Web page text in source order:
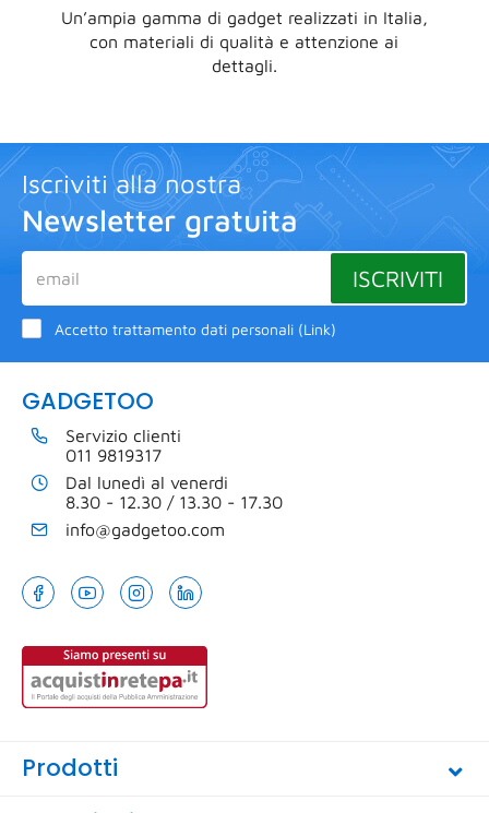
Un’ampia gamma di gadget realizzati in Italia,
con materiali di qualità e attenzione ai
dettagli.
Iscriviti alla nostra
Newsletter gratuita
ISCRIVITI
Accetto trattamento dati personali (Link)
GADGETOO
Servizio clienti
011 9819317
Dal lunedì al venerdi
8.30 - 12.30 / 13.30 - 17.30
info@gadgetoo.com
Prodotti